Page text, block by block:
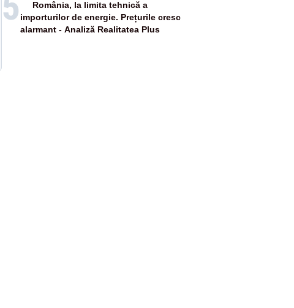
România, la limita tehnică a
importurilor de energie. Prețurile cresc
alarmant - Analiză Realitatea Plus